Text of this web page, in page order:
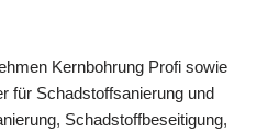
Kernbohrung Profi sowie
für Schadstoffsanierung und
Schadstoffbeseitigung,